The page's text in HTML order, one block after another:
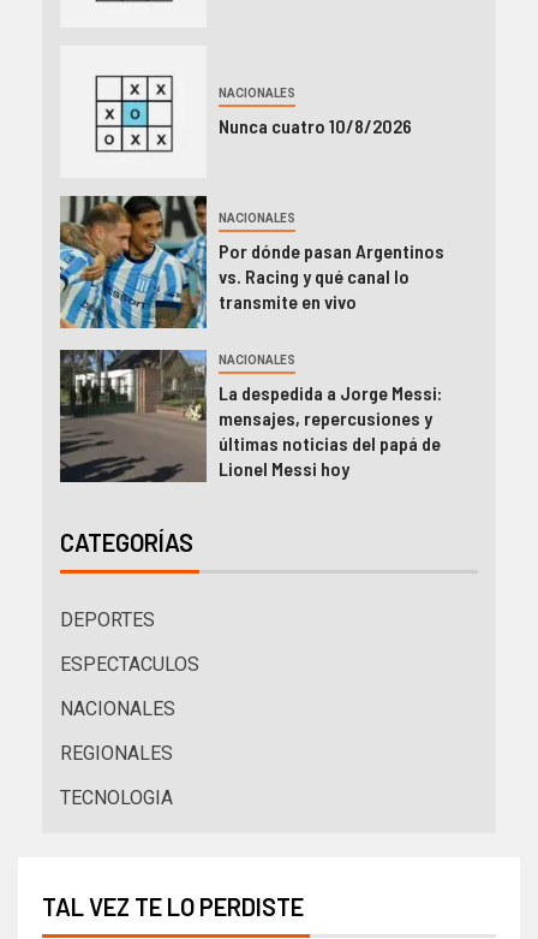
NACIONALES
Nunca cuatro 10/8/2026
NACIONALES
Por dónde pasan Argentinos
vs. Racing y qué canal lo
transmite en vivo
NACIONALES
La despedida a Jorge Messi:
mensajes, repercusiones y
últimas noticias del papá de
Lionel Messi hoy
CATEGORÍAS
DEPORTES
ESPECTACULOS
NACIONALES
REGIONALES
TECNOLOGIA
TAL VEZ TE LO PERDISTE